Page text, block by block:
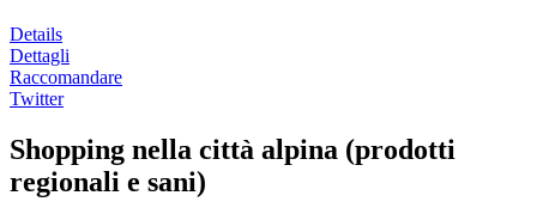
Details
Dettagli
Raccomandare
Twitter
Shopping nella città alpina (prodotti
regionali e sani)